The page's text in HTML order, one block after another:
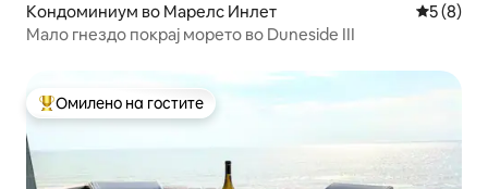
Кондоминиум во Марелс Инлет
5 (8)
Мало гнездо покрај морето во Duneside III
Меѓу најуспешните „Омилени на гостите“
Омилено на гостите